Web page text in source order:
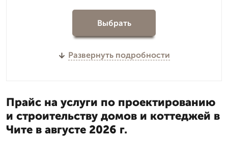
Выбрать
Развернуть подробности
Прайс на услуги по проектированию
и строительству домов и коттеджей в
Чите в августе 2026 г.